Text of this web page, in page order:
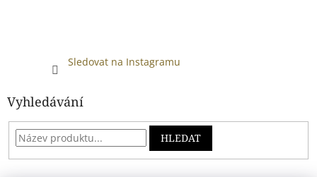
Sledovat na Instagramu
Vyhledávání
HLEDAT